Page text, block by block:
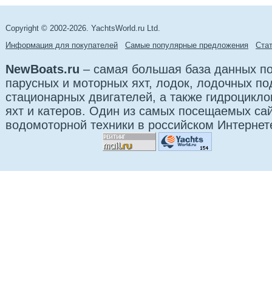
Copyright © 2002-2026. YachtsWorld.ru Ltd.
Информация для покупателей
Самые популярные предложения
NewBoats.ru – самая большая база данных
парусных и моторных яхт, лодок, лодочных
стационарных двигателей, а также
яхт и катеров. Один из самых посещаемых
водомоторной техники в российском